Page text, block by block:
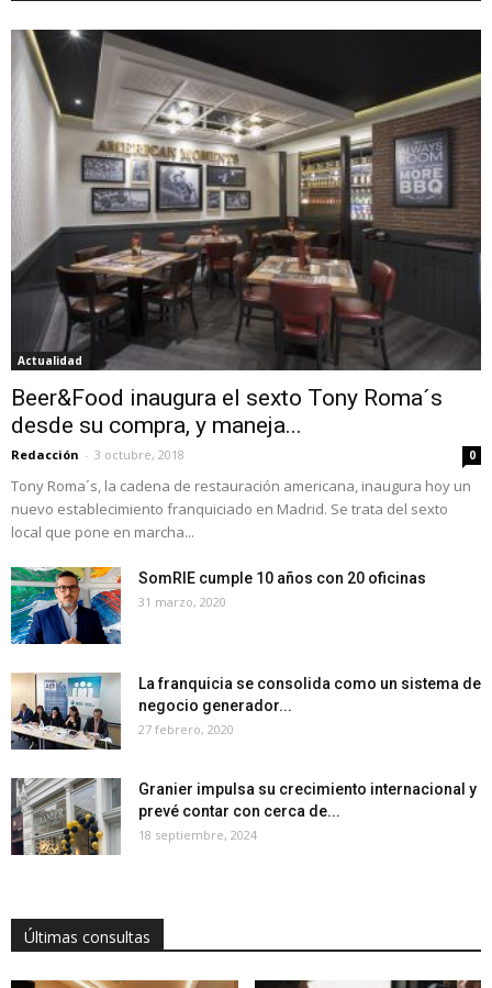
Actualidad
Beer&Food inaugura el sexto Tony Roma´s
desde su compra, y maneja...
Redacción - 3 octubre, 2018 0
Tony Roma´s, la cadena de restauración americana, inaugura hoy un
nuevo establecimiento franquiciado en Madrid. Se trata del sexto
local que pone en marcha...
SomRIE cumple 10 años con 20 oficinas
31 marzo, 2020
La franquicia se consolida como un sistema de
negocio generador...
27 febrero, 2020
Granier impulsa su crecimiento internacional y
prevé contar con cerca de...
18 septiembre, 2024
Últimas consultas